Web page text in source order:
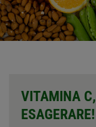
VITAMINA
ESAGERARE!